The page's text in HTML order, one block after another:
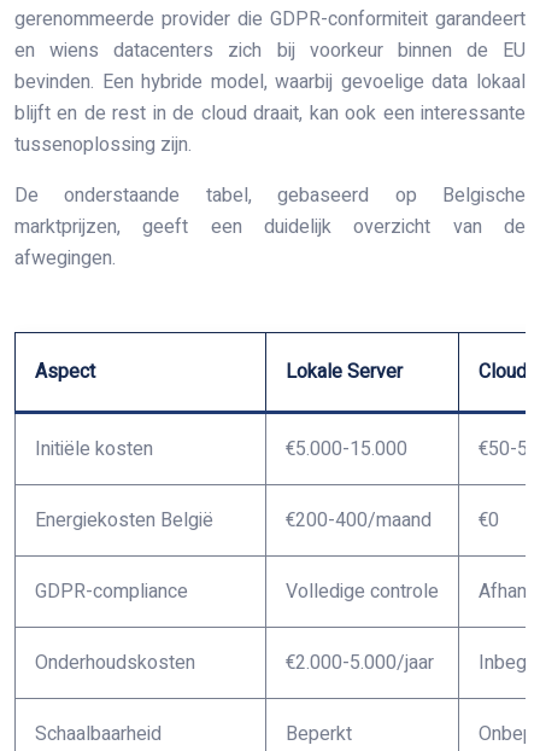
gerenommeerde provider die GDPR-conformiteit garandeert
en wiens datacenters zich bij voorkeur binnen de EU
bevinden. Een hybride model, waarbij gevoelige data lokaal
blijft en de rest in de cloud draait, kan ook een interessante
tussenoplossing zijn.
De onderstaande tabel, gebaseerd op Belgische
marktprijzen, geeft een duidelijk overzicht van de
afwegingen.
Aspect Lokale Server Cloud
Initiële kosten €5.000-15.000 €50-
Energiekosten België €200-400/maand €0
GDPR-compliance Volledige controle
Onderhoudskosten €2.000-5.000/jaar
Schaalbaarheid Beperkt